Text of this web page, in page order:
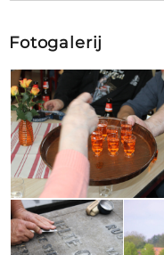
Fotogalerij